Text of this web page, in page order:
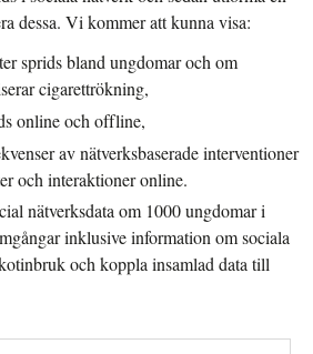
dessa. Vi kommer att kunna visa:
sprids bland ungdomar och om
cigarettrökning,
online och offline,
av nätverksbaserade interventioner
och interaktioner online.
nätverksdata om 1000 ungdomar i
inklusive information om sociala
och koppla insamlad data till